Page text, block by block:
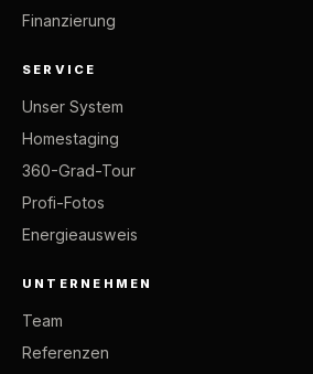
Finanzierung
SERVICE
Unser System
Homestaging
360-Grad-Tour
Profi-Fotos
Energieausweis
UNTERNEHMEN
Team
Referenzen